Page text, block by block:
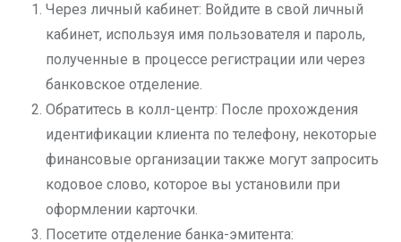
Через личный кабинет: Войдите в свой личный
кабинет, используя имя пользователя и пароль,
полученные в процессе регистрации или через
банковское отделение.
Обратитесь в колл-центр: После прохождения
идентификации клиента по телефону, некоторые
финансовые организации также могут запросить
кодовое слово, которое вы установили при
оформлении карточки.
Посетите отделение банка-эмитента: